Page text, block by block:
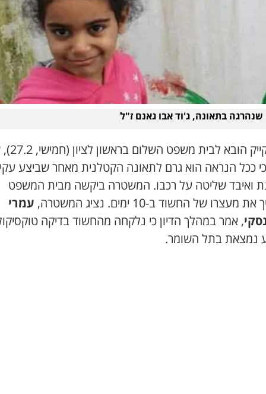
בתאונה, ג'וד אבו גאנם ז"ל
אבו רקייק הובא
ככל הנראה הוא גרם לתאונה הקטלנית מאחר שביצע
ואיבד שליטה על רכבו. המשטרה ביקשה מבית המשפט
מעצרו של החשוד ב-10 ימים. נציג המשטרה,
עמרי
, אמר במהלך הדיון כי נלקחה מהחשוד בדיקה
נמצאת בתל השומר.